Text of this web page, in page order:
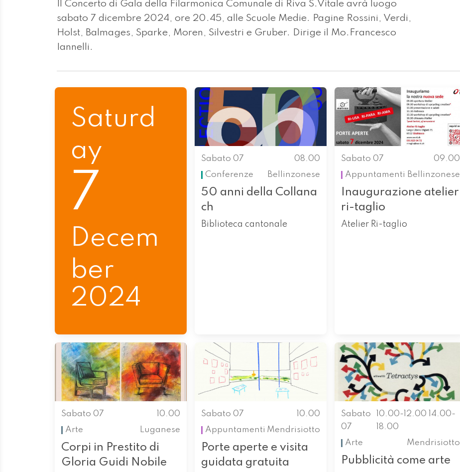
Il Concerto di Gala della Filarmonica Comunale di Riva S.Vitale avrà luogo
sabato 7 dicembre 2024, ore 20.45, alle Scuole Medie. Pagine Rossini, Verdi,
Holst, Balmages, Sparke, Moren, Silvestri e Gruber. Dirige il Mo.Francesco
Iannelli.
Saturd
ay
7
Decem
ber
2024
Sabato 07
08.00
Conferenze
Bellinzonese
50 anni della Collana
ch
Biblioteca cantonale
Sabato 07
09.00
Appuntamenti Bellinzonese
Inaugurazione atelier
ri-taglio
Atelier Ri-taglio
Sabato 07
10.00
Arte
Luganese
Corpi in Prestito di
Gloria Guidi Nobile
Sabato 07
10.00
Appuntamenti Mendrisiotto
Porte aperte e visita
guidata gratuita
Sabato
07
10.00-12.00 14.00-
18.00
Arte
Mendrisiotto
Pubblicità come arte